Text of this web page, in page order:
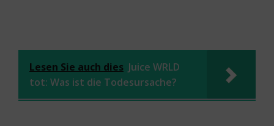
Lesen Sie auch dies Juice WRLD
tot: Was ist die Todesursache?